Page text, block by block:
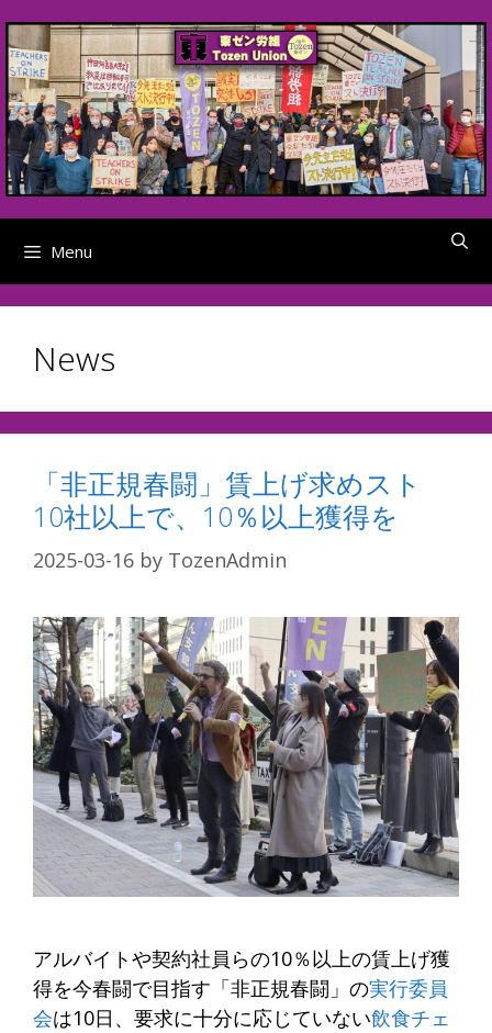
to
content
Menu
News
「非正規春闘」賃上げ求めスト
10社以上で、10％以上獲得を
2025-03-16 by TozenAdmin
アルバイトや契約社員らの10％以上の賃上げ獲
得を今春闘で目指す「非正規春闘」の実行委員
会は10日、要求に十分に応じていない飲食チェ